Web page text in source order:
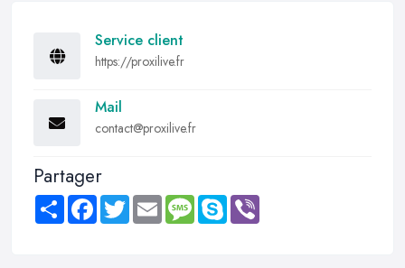
Service client
https://proxilive.fr
Mail
contact@proxilive.fr
Partager
Share FacebookTwitter Email MessageSkype